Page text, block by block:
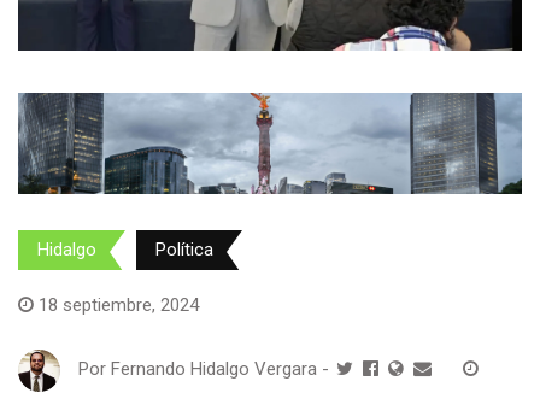
Hidalgo Política
18 septiembre, 2024
Por Fernando Hidalgo Vergara -